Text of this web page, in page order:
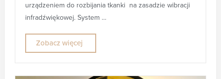
urządzeniem do rozbijania tkanki na zasadzie wibracji
infradźwiękowej. System …
Zobacz więcej